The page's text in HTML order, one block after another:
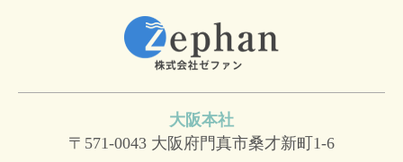
大阪本社
〒571-0043 大阪府門真市桑才新町1-6